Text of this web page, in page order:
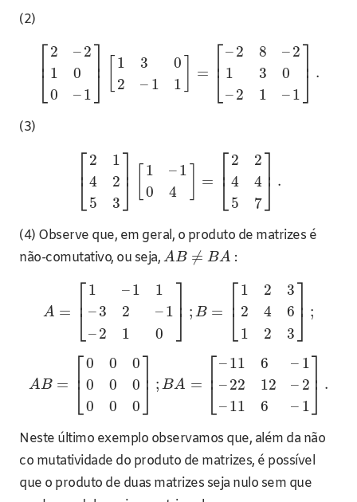
(2)
⎡
⎣
⎢ 2
1
0
–2
0
–1
⎤
⎦⎥
1
2
3
– 1
0
1
= ⎡
⎣
⎢ –2
1
–2
8
3
1
–2
0
–1
⎤
⎦⎥ .
(3)
⎡
⎣
⎢ 2
4
5
1
2
3
⎤
⎦⎥
1
0
–1
4
= ⎡
⎣
⎢ 2
4
5
2
4
7
⎤
⎦⎥ .
(4) Observe que, em geral, o produto de matrizes é
não-comutativo, ou seja, AB ≠ BA :
A = ⎡
⎣
⎢ 1
–3
–2
–1
2
1
1
–1
0
⎤
⎦⎥ ; B = ⎡
⎣
⎢ 1
2
1
2
4
2
3
6
3
⎤
⎦⎥ ;
AB = ⎡
⎣⎢ 0
0
0
0
0
0
0
0
0
⎤
⎦⎥ ; BA = ⎡
⎣⎢ –11
–22
–11
6
12
6
– 1
– 2
– 1
⎤
⎦⎥ .
Neste último exemplo observamos que, além da não
co mutatividade do produto de matrizes, é possível
que o produto de duas matrizes seja nulo sem que